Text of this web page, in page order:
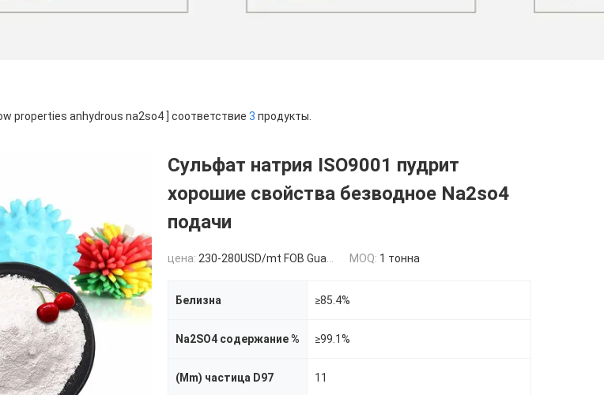
properties anhydrous na2so4 ] соответствие 3 продукты.
Сульфат натрия ISO9001 пудрит
хорошие свойства безводное Na2so4
подачи
цена: 230-280USD/mt FOB Guangzhou MOQ: 1 тонна
Белизна ≥85.4%
Na2SO4 содержание % ≥99.1%
(Μm) частица D97 11